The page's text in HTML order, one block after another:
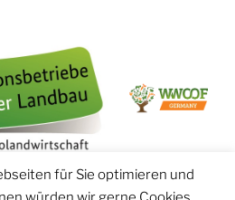
für Sie optimieren und